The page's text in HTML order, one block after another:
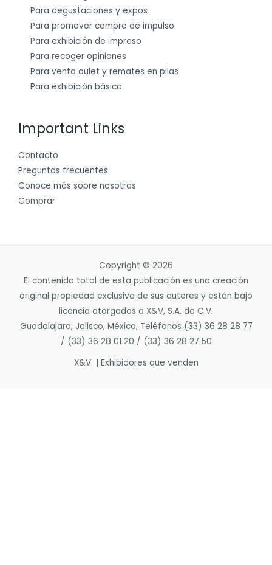
Para degustaciones y expos
Para promover compra de impulso
Para exhibición de impreso
Para recoger opiniones
Para venta oulet y remates en pilas
Para exhibición básica
Important Links
Contacto
Preguntas frecuentes
Conoce más sobre nosotros
Comprar
Copyright © 2026
El contenido total de esta publicación es una creación
original propiedad exclusiva de sus autores y están bajo
licencia otorgados a X&V, S.A. de C.V.
Guadalajara, Jalisco, México, Teléfonos (33) 36 28 28 77
/ (33) 36 28 01 20 / (33) 36 28 27 50
X&V | Exhibidores que venden